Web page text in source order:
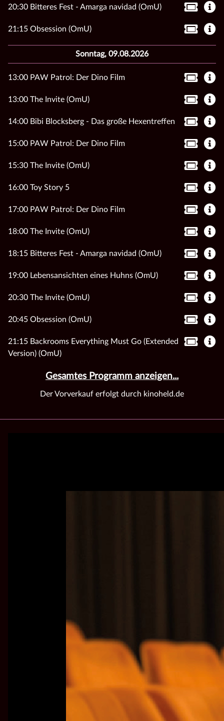
20:30 Bitteres Fest - Amarga navidad (OmU)
21:15 Obsession (OmU)
Sonntag, 09.08.2026
13:00 PAW Patrol: Der Dino Film
13:00 The Invite (OmU)
14:00 Bibi Blocksberg - Das große Hexentreffen
15:00 PAW Patrol: Der Dino Film
15:30 The Invite (OmU)
16:00 Toy Story 5
17:00 PAW Patrol: Der Dino Film
18:00 The Invite (OmU)
18:15 Bitteres Fest - Amarga navidad (OmU)
19:00 Lebensansichten eines Huhns (OmU)
20:30 The Invite (OmU)
20:45 Obsession (OmU)
21:15 Backrooms Everything Must Go (Extended
Version) (OmU)
Gesamtes Programm anzeigen...
Der Vorverkauf erfolgt durch kinoheld.de